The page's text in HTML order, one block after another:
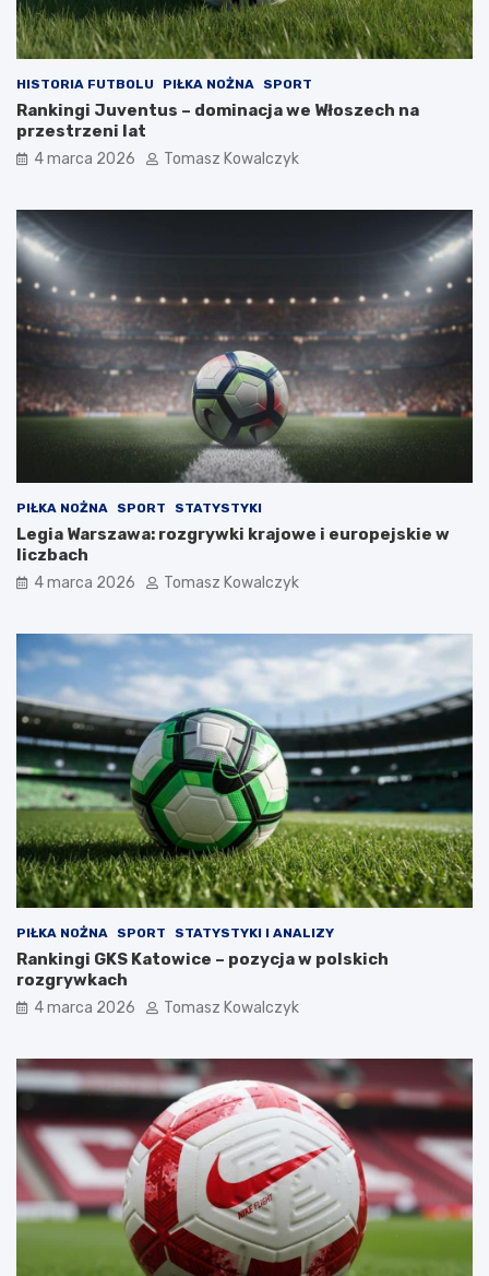
HISTORIA FUTBOLU PIŁKA NOŻNA SPORT
Rankingi Juventus – dominacja we Włoszech na
przestrzeni lat
4 marca 2026 Tomasz Kowalczyk
PIŁKA NOŻNA SPORT STATYSTYKI
Legia Warszawa: rozgrywki krajowe i europejskie w
liczbach
4 marca 2026 Tomasz Kowalczyk
PIŁKA NOŻNA SPORT STATYSTYKI I ANALIZY
Rankingi GKS Katowice – pozycja w polskich
rozgrywkach
4 marca 2026 Tomasz Kowalczyk